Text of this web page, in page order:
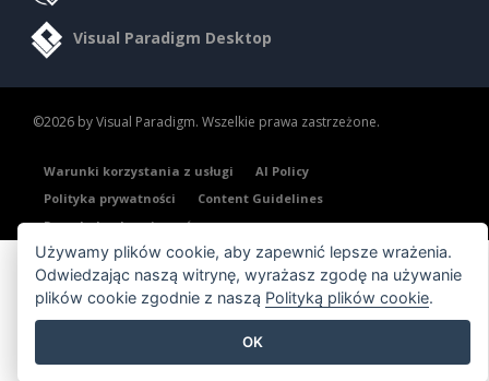
Visual Paradigm Desktop
©2026 by Visual Paradigm. Wszelkie prawa zastrzeżone.
Warunki korzystania z usługi
AI Policy
Polityka prywatności
Content Guidelines
Przegląd zabezpieczeń
Używamy plików cookie, aby zapewnić lepsze wrażenia.
Odwiedzając naszą witrynę, wyrażasz zgodę na używanie
plików cookie zgodnie z naszą Polityką plików cookie.
OK